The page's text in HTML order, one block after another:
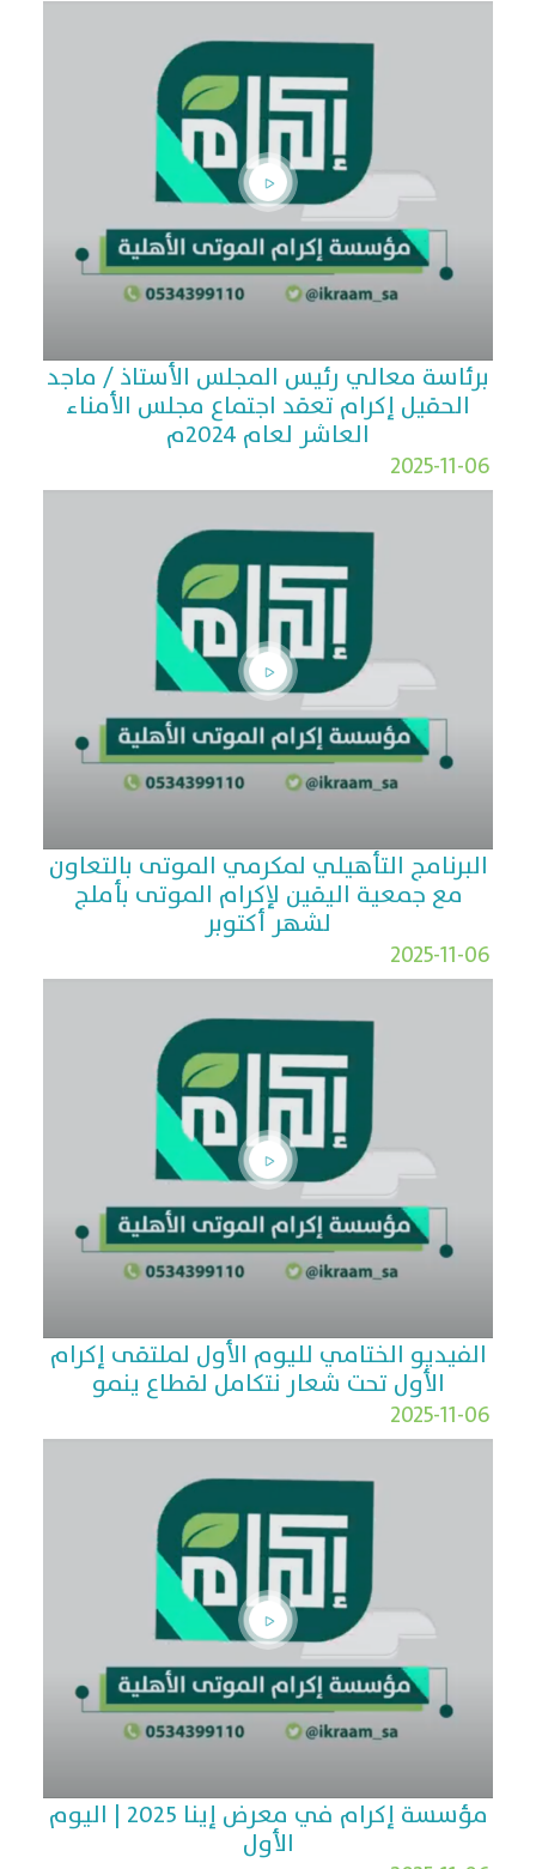
برئاسة معالي رئيس المجلس الأستاذ / ماجد
الحقيل إكرام تعقد اجتماع مجلس الأمناء
العاشر لعام 2024م
2025-11-06
البرنامج التأهيلي لمكرمي الموتى بالتعاون
مع جمعية اليقين لإكرام الموتى بأملج
لشهر أكتوبر
2025-11-06
الفيديو الختامي لليوم الأول لملتقى إكرام
الأول تحت شعار نتكامل لقطاع ينمو
2025-11-06
مؤسسة إكرام في معرض إينا 2025 | اليوم
الأول